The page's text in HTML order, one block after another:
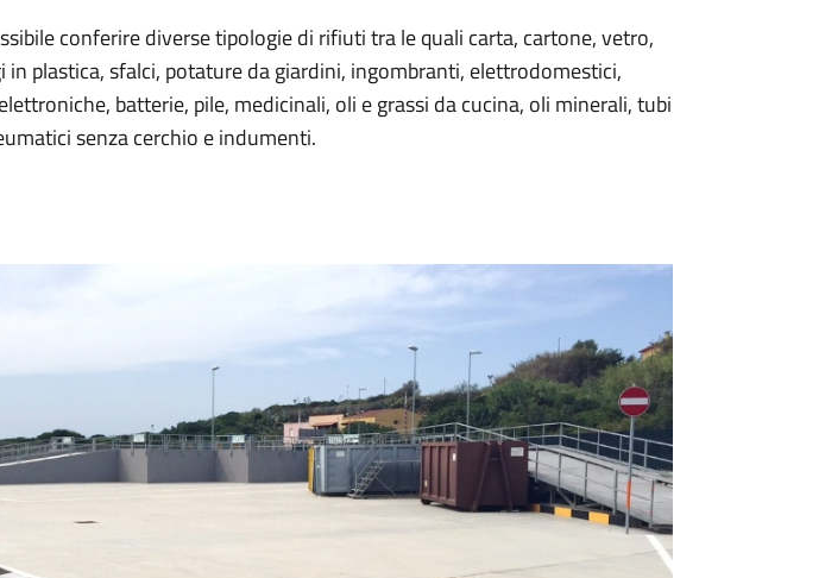
conferire diverse tipologie di rifiuti tra le quali carta, cartone, vetro,
in plastica, sfalci, potature da giardini, ingombranti, elettrodomestici,
batterie, pile, medicinali, oli e grassi da cucina, oli minerali, tubi
senza cerchio e indumenti.